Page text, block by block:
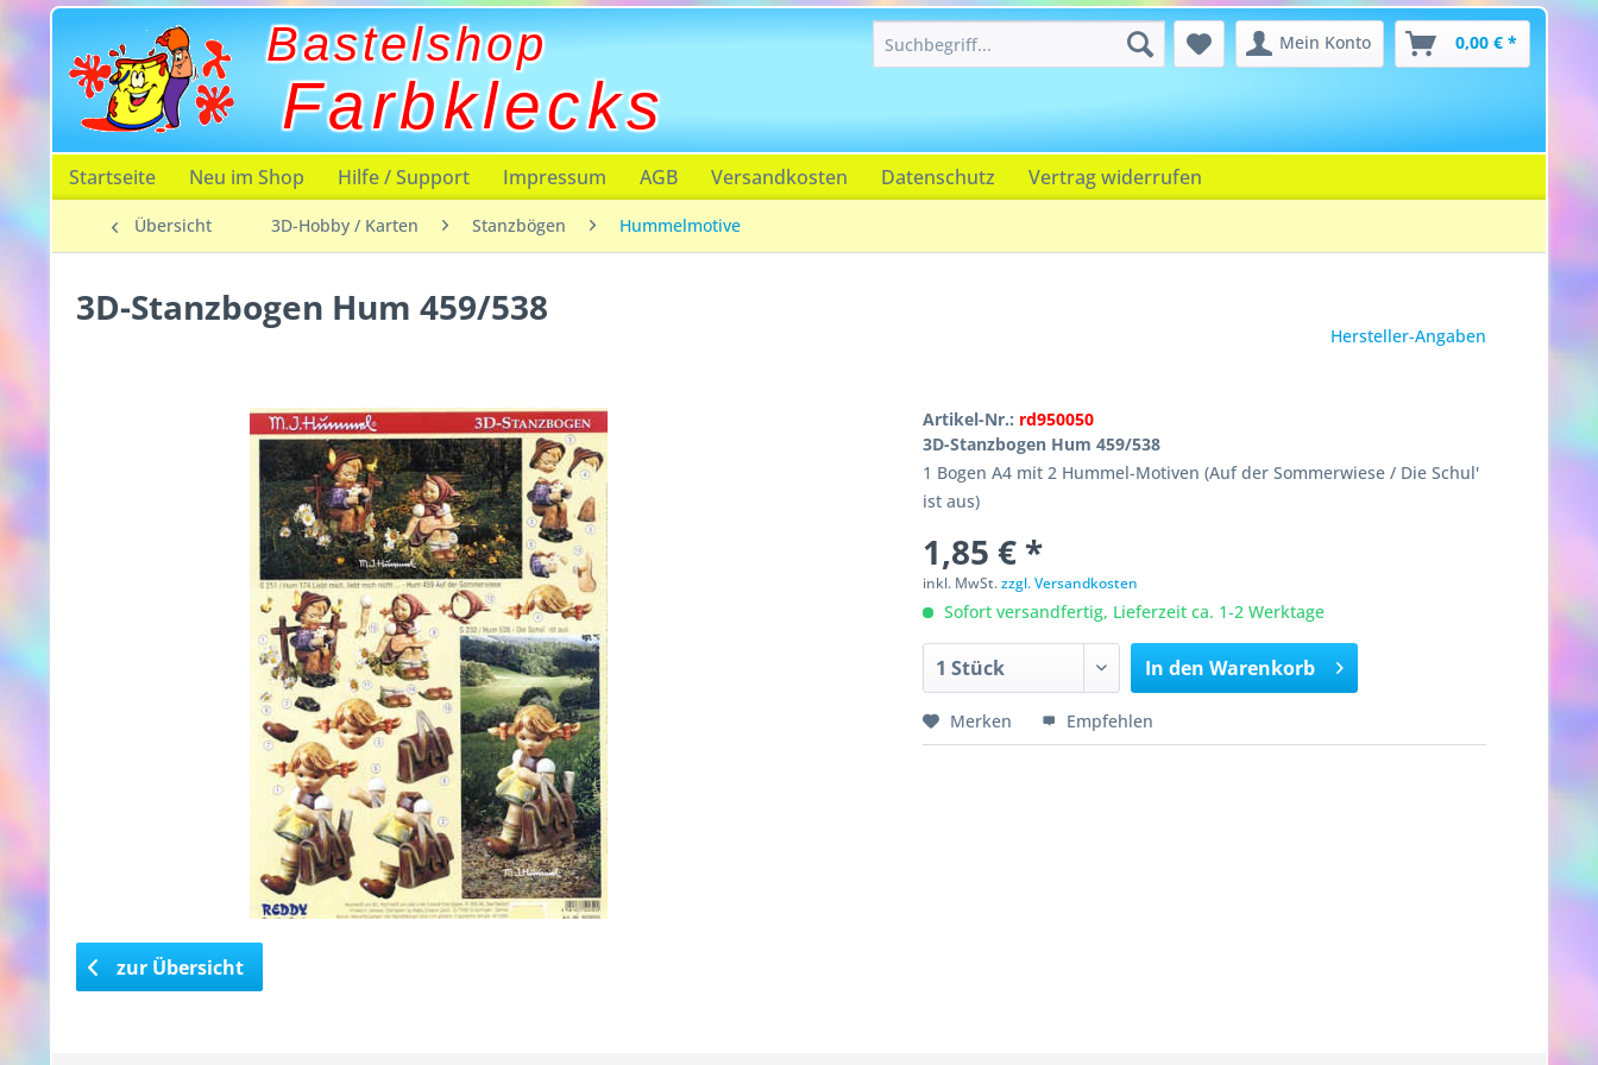
Bastelshop
Farbklecks
Mein Konto 0,00 € *
Startseite Neu im Shop Hilfe / Support Impressum AGB Versandkosten Datenschutz Vertrag widerrufen
Übersicht 3D-Hobby / Karten Stanzbögen Hummelmotive
3D-Stanzbogen Hum 459/538
Hersteller-Angaben
Artikel-Nr.: rd950050
3D-Stanzbogen Hum 459/538
1 Bogen A4 mit 2 Hummel-Motiven (Auf der Sommerwiese / Die Schul'
ist aus)
1,85 € *
inkl. MwSt.zzgl. Versandkosten
Sofort versandfertig, Lieferzeit ca. 1-2 Werktage
In den Warenkorb
Merken Empfehlen
zur Übersicht